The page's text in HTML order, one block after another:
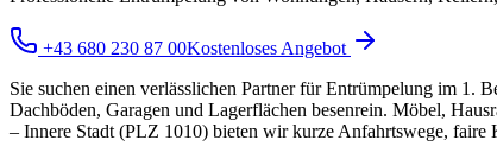
+43 680 230 87 00Kostenloses Angebot
Sie suchen einen verlässlichen Partner für Entrümpelung im 1.
Dachböden, Garagen und Lagerflächen besenrein. Möbel,
– Innere Stadt (PLZ 1010) bieten wir kurze Anfahrtswege, faire